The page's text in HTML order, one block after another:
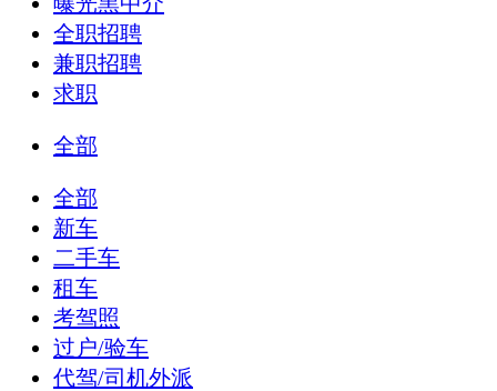
全职招聘
兼职招聘
求职
全部
全部
新车
二手车
租车
考驾照
过户/验车
代驾/司机外派